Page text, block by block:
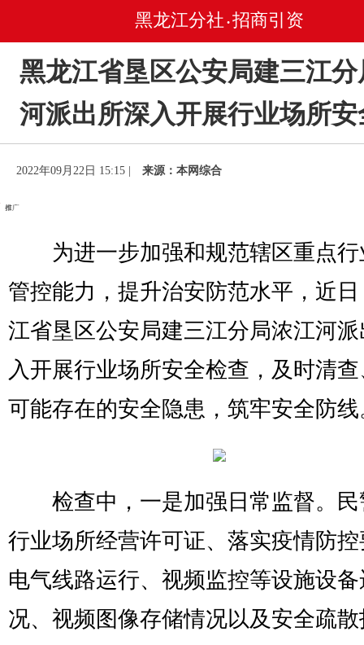
黑龙江分社 • 招商引资
黑龙江省垦区公安局建三江
河派出所深入开展行业场所
2022年09月22日 15:15 | 来源：本网综合
为进一步加强和规范辖区重点行
管控能力，提升治安防范水平，近
江省垦区公安局建三江分局浓江河
入开展行业场所安全检查，及时清
可能存在的安全隐患，筑牢安全防线
检查中，一是加强日常监督。民
行业场所经营许可证、落实疫情防
电气线路运行、视频监控等设施设
况、视频图像存储情况以及安全疏